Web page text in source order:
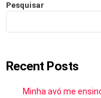
Pesquisar
Recent Posts
Minha avó me